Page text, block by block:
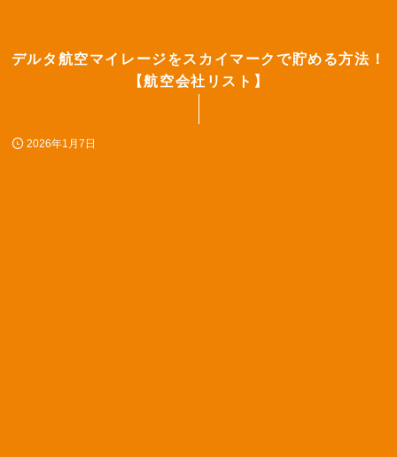
デルタ航空マイレージをスカイマークで貯める方法！
【航空会社リスト】
2026年1月7日